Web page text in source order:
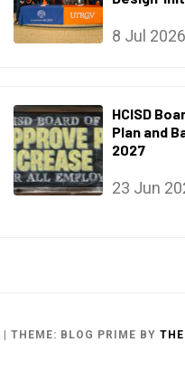
8 Jul 2026
HCISD
Plan and
2027
23 Jun
| THEME: BLOG PRIME BY